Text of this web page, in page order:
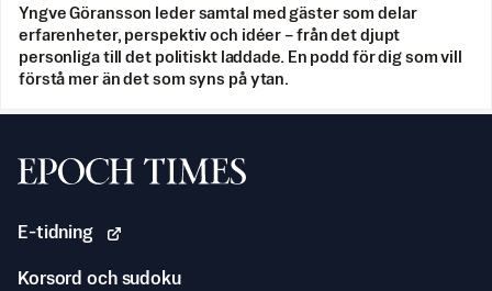
Yngve Göransson leder samtal med gäster som delar
erfarenheter, perspektiv och idéer – från det djupt
personliga till det politiskt laddade. En podd för dig som vill
förstå mer än det som syns på ytan.
Svenska Epoch Times
E-tidning
Korsord och sudoku